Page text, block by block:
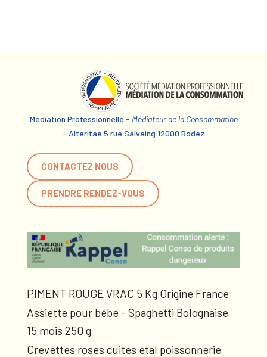
Médiation Professionnelle - Médiateur de la Consommation
- Alteritae 5 rue Salvaing 12000 Rodez
CONTACTEZ NOUS
PRENDRE RENDEZ-VOUS
PIMENT ROUGE VRAC 5 Kg Origine France
Assiette pour bébé - Spaghetti Bolognaise
15 mois 250 g
Crevettes roses cuites étal poissonnerie